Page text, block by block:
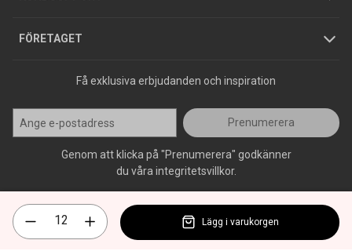
FÖRETAGET
Press
Få exklusiva erbjudanden och inspiration
Prenumerera
Genom att klicka på "Prenumerera" godkänner
du våra integritetsvillkor.
Lägg i varukorgen